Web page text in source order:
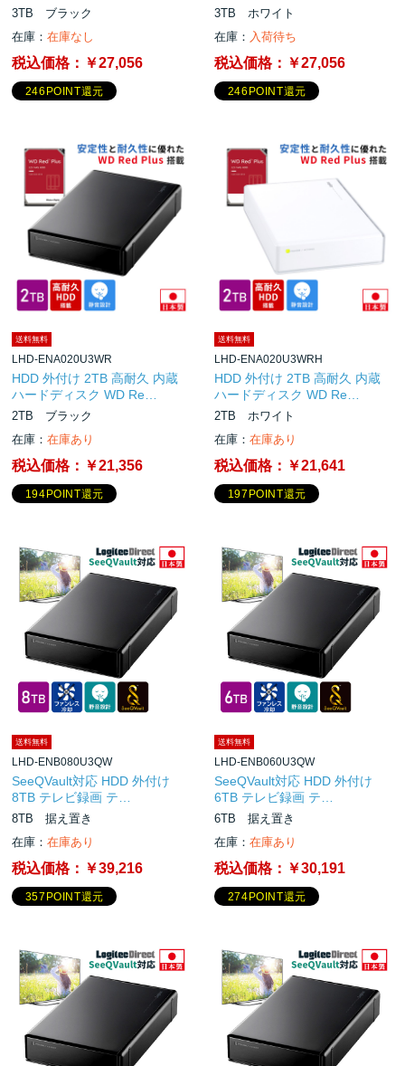
3TB ブラック
在庫：在庫なし
税込価格： ￥27,056
246POINT還元
3TB ホワイト
在庫： 入荷待ち
税込価格： ￥27,056
246POINT還元
送料無料
LHD-ENA020U3WR
HDD 外付け 2TB 高耐久 内蔵
ハードディスク WD Re…
2TB ブラック
在庫：在庫あり
税込価格： ￥21,356
194POINT還元
送料無料
LHD-ENA020U3WRH
HDD 外付け 2TB 高耐久 内蔵
ハードディスク WD Re…
2TB ホワイト
在庫：在庫あり
税込価格： ￥21,641
197POINT還元
送料無料
LHD-ENB080U3QW
SeeQVault対応 HDD 外付け
8TB テレビ録画 テ…
8TB 据え置き
在庫：在庫あり
税込価格： ￥39,216
357POINT還元
送料無料
LHD-ENB060U3QW
SeeQVault対応 HDD 外付け
6TB テレビ録画 テ…
6TB 据え置き
在庫：在庫あり
税込価格： ￥30,191
274POINT還元